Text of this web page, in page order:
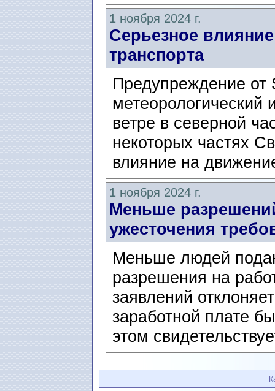
1 ноября 2024 г.
Серьезное
транспорта
Предупреждение от
метеорологический
ветре в северной
некоторых частях
влияние на
1 ноября 2024 г.
Меньше
ужесточения
Меньше людей
разрешения на
заявлений
заработной плате
этом